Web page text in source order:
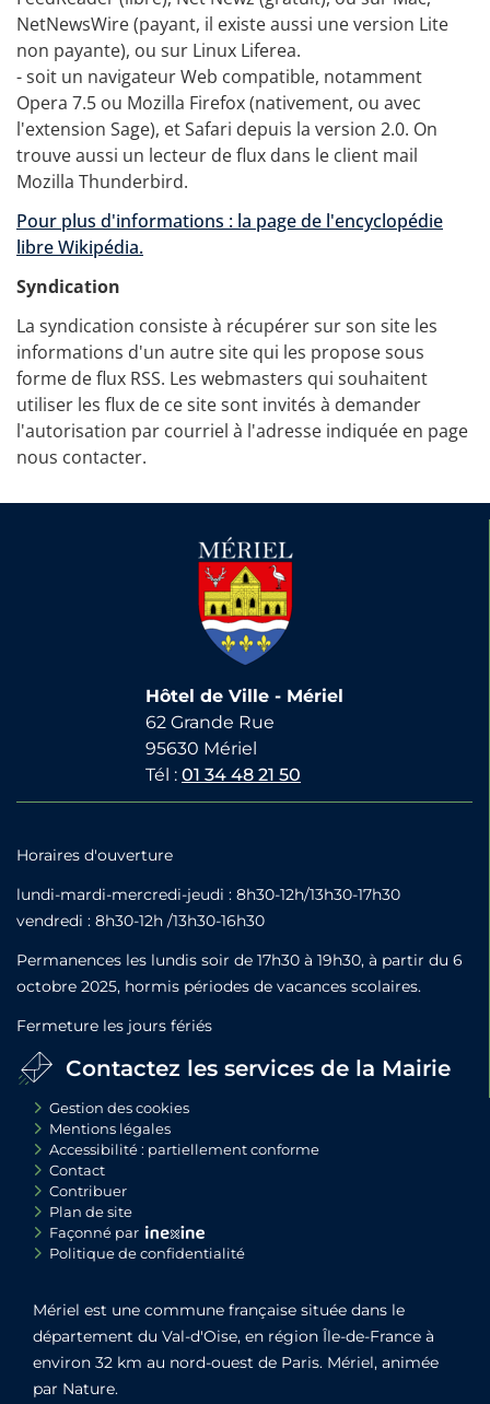
NetNewsWire (payant, il existe aussi une version Lite
non payante), ou sur Linux Liferea.
- soit un navigateur Web compatible, notamment
Opera 7.5 ou Mozilla Firefox (nativement, ou avec
l'extension Sage), et Safari depuis la version 2.0. On
trouve aussi un lecteur de flux dans le client mail
Mozilla Thunderbird.
Pour plus d'informations : la page de l'encyclopédie
libre Wikipédia.
Syndication
La syndication consiste à récupérer sur son site les
informations d'un autre site qui les propose sous
forme de flux RSS. Les webmasters qui souhaitent
utiliser les flux de ce site sont invités à demander
l'autorisation par courriel à l'adresse indiquée en page
nous contacter.
Hôtel de Ville - Mériel
62 Grande Rue
95630 Mériel
Tél : 01 34 48 21 50
Horaires d'ouverture
lundi-mardi-mercredi-jeudi : 8h30-12h/13h30-17h30
vendredi : 8h30-12h /13h30-16h30
Permanences les lundis soir de 17h30 à 19h30, à partir du 6
octobre 2025, hormis périodes de vacances scolaires.
Fermeture les jours fériés
Contactez les services de la Mairie
Gestion des cookies
Mentions légales
Accessibilité : partiellement conforme
Contact
Contribuer
Plan de site
Façonné par
Politique de confidentialité
Mériel est une commune française située dans le
département du Val-d'Oise, en région Île-de-France à
environ 32 km au nord-ouest de Paris. Mériel, animée
par Nature.